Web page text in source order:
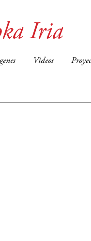
Iria
Videos